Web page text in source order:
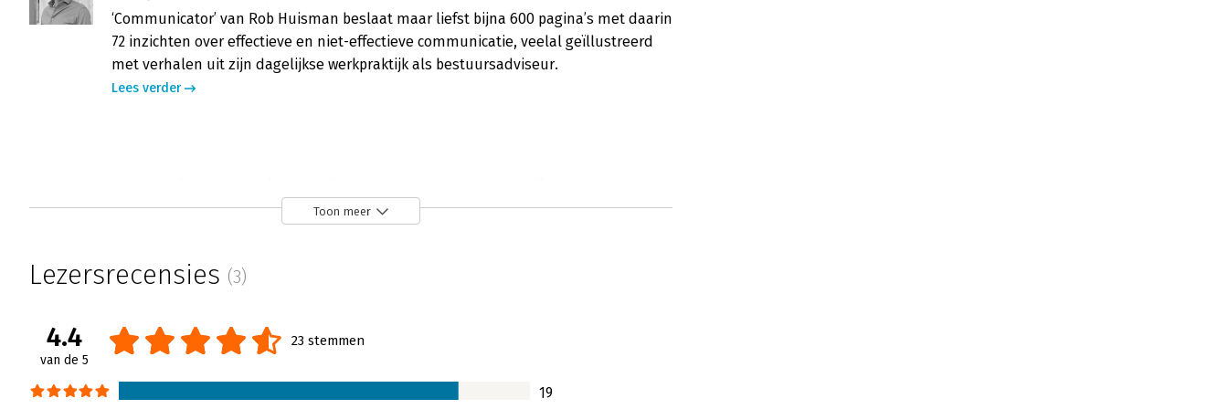
‘Communicator’ van Rob Huisman beslaat maar liefst bijna 600 pagina’s met daarin
72 inzichten over effectieve en niet-effectieve communicatie, veelal geïllustreerd
met verhalen uit zijn dagelijkse werkpraktijk als bestuursadviseur.
Lees verder
Henk Jan Kamsteeg | 22 maart 2023
‘Communicator’ van Rob Huisman kan hierin helpen. Een boek dat wantrouwen kan
helpen voorkomen.
Toon meer
Lezersrecensies (3)
4.4
van de 5
23 stemmen
19